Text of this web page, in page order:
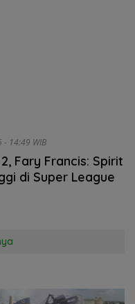
Minggu, 10/05/2026 - 14:49 WIB
Fary Francis: Spirit
di Super League